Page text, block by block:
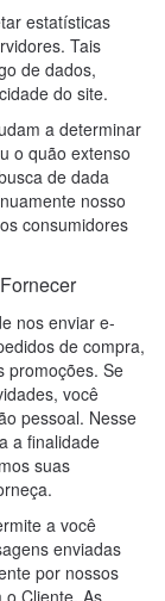
estatísticas
Tais
de dados,
do site.
a determinar
o quão extenso
de dada
nosso
consumidores
nos enviar e-
de compra,
promoções. Se
você
pessoal. Nesse
a finalidade
suas
a você
enviadas
por nossos
o Cliente. As